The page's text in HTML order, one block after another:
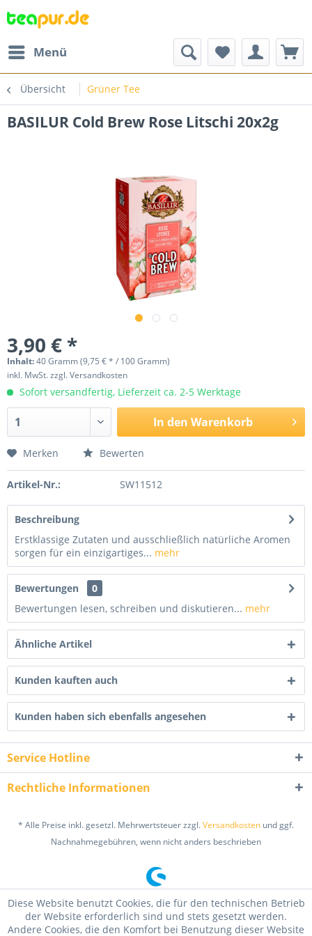
Menü
Übersicht Grüner Tee
BASILUR Cold Brew Rose Litschi 20x2g
3,90 € *
Inhalt:40 Gramm (9,75 € * / 100 Gramm)
inkl. MwSt.zzgl. Versandkosten
Sofort versandfertig, Lieferzeit ca. 2-5 Werktage
In den Warenkorb
Merken Bewerten
Artikel-Nr.: SW11512
Beschreibung
Erstklassige Zutaten und ausschließlich natürliche Aromen
sorgen für ein einzigartiges... mehr
Bewertungen
0
Bewertungen lesen, schreiben und diskutieren... mehr
Ähnliche Artikel
Kunden kauften auch
Kunden haben sich ebenfalls angesehen
Service Hotline
Rechtliche Informationen
* Alle Preise inkl. gesetzl. Mehrwertsteuer zzgl.Versandkosten und ggf.
Nachnahmegebühren, wenn nicht anders beschrieben
Diese Website benutzt Cookies, die für den technischen Betrieb
der Website erforderlich sind und stets gesetzt werden.
Andere Cookies, die den Komfort bei Benutzung dieser Website